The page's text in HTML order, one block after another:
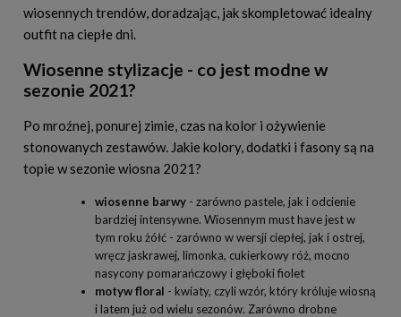
wiosennych trendów, doradzając, jak skompletować idealny
outfit na ciepłe dni.
Wiosenne stylizacje - co jest modne w
sezonie 2021?
Po mroźnej, ponurej zimie, czas na kolor i ożywienie
stonowanych zestawów. Jakie kolory, dodatki i fasony są na
topie w sezonie wiosna 2021?
wiosenne barwy - zarówno pastele, jak i odcienie
bardziej intensywne. Wiosennym must have jest w
tym roku żółć - zarówno w wersji ciepłej, jak i ostrej,
wręcz jaskrawej, limonka, cukierkowy róż, mocno
nasycony pomarańczowy i głęboki fiolet
motyw floral - kwiaty, czyli wzór, który króluje wiosną
i latem już od wielu sezonów. Zarówno drobne